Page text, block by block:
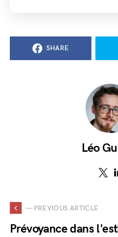
SHARE
Léo
— PREVIOUS ARTICLE
Prévoyance dans